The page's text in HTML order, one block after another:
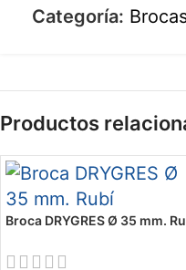
Categoría:
Productos
Broca DRYGRES Ø 35 mm.